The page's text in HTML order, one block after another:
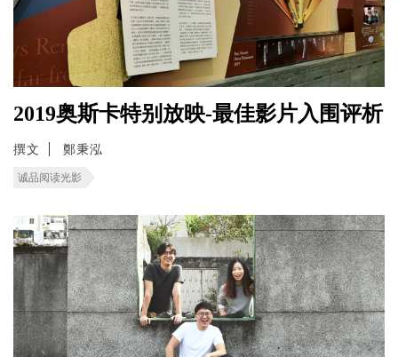
2019奥斯卡特别放映-最佳影片入围评析
撰文 鄭秉泓
诚品阅读光影